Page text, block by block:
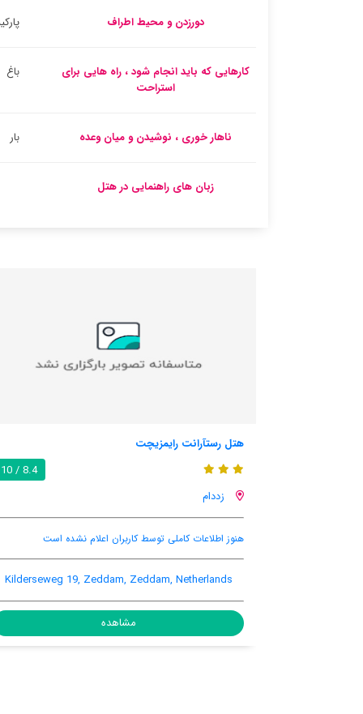
دورزدن و محیط اطراف
کارهایی که باید انجام شود ، راه هایی برای
استراحت
باغ
ناهار خوری ، نوشیدن و میان وعده بار
زبان های راهنمایی در هتل
8.4 / 10
توسط کاربران اعلام نشده است
Kilderseweg 19, Zeddam,
هنوز اطلاعات کاملی توسط
Tiel, Tiel, Netherlands